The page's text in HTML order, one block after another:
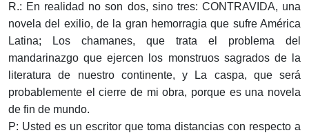
R.: En realidad no son dos, sino tres: CONTRAVIDA, una
novela del exilio, de la gran hemorragia que sufre América
Latina; Los chamanes, que trata el problema del
mandarinazgo que ejercen los monstruos sagrados de la
literatura de nuestro continente, y La caspa, que será
probablemente el cierre de mi obra, porque es una novela
de fin de mundo.
P: Usted es un escritor que toma distancias con respecto a